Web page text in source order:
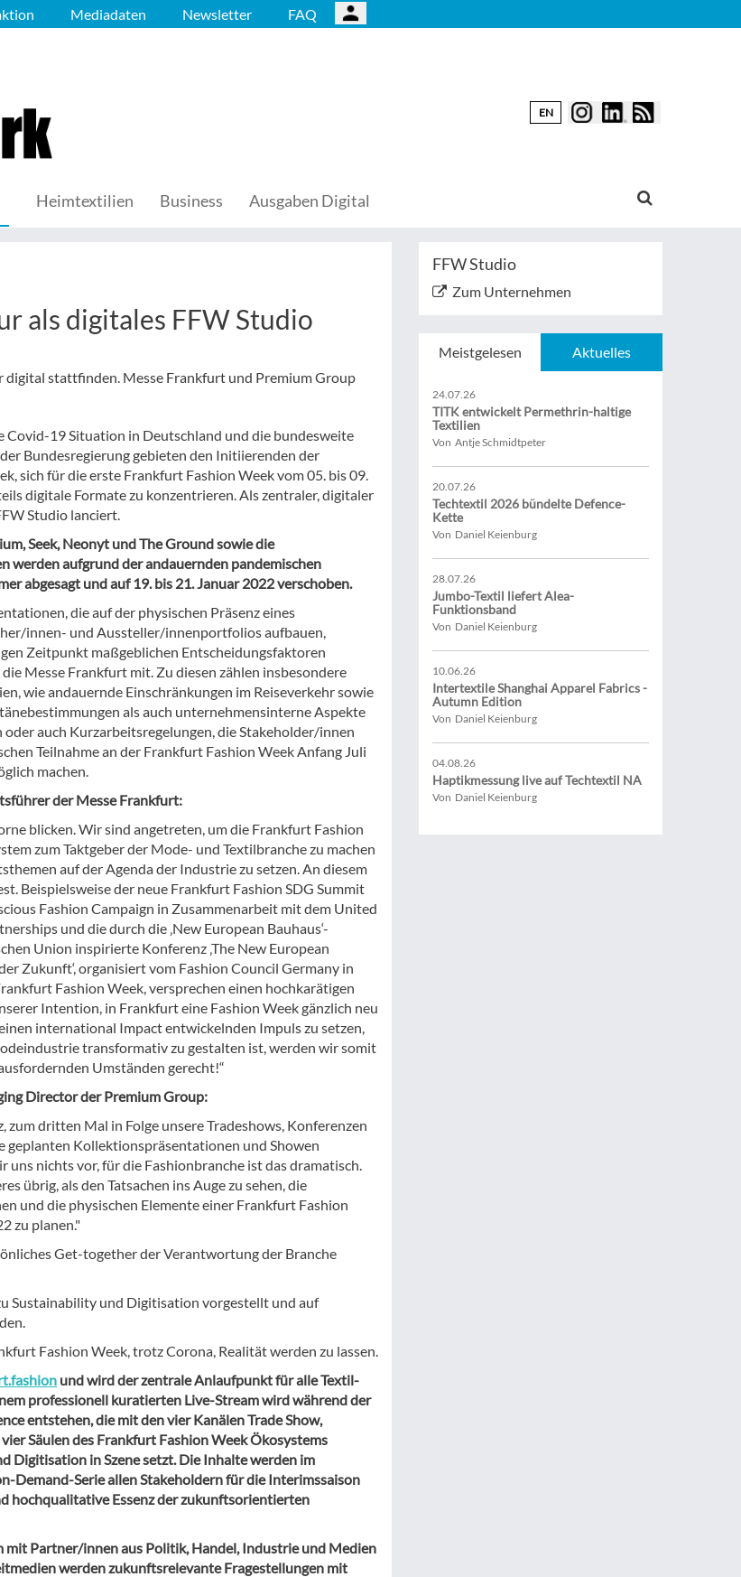
Mediadaten Newsletter FAQ
EN
Heimtextilien Business Ausgaben Digital
als digitales FFW Studio
digital stattfinden. Messe Frankfurt und Premium Group
Covid-19 Situation in Deutschland und die bundesweite
Bundesregierung gebieten den Initiierenden der
sich für die erste Frankfurt Fashion Week vom 05. bis 09.
digitale Formate zu konzentrieren. Als zentraler, digitaler
Studio lanciert.
Seek, Neonyt und The Ground sowie die
werden aufgrund der andauernden pandemischen
abgesagt und auf 19. bis 21. Januar 2022 verschoben.
die auf der physischen Präsenz eines
innen- und Aussteller/innenportfolios aufbauen,
Zeitpunkt maßgeblichen Entscheidungsfaktoren
Messe Frankfurt mit. Zu diesen zählen insbesondere
wie andauernde Einschränkungen im Reiseverkehr sowie
als auch unternehmensinterne Aspekte
auch Kurzarbeitsregelungen, die Stakeholder/innen
Teilnahme an der Frankfurt Fashion Week Anfang Juli
machen.
der Messe Frankfurt:
blicken. Wir sind angetreten, um die Frankfurt Fashion
zum Taktgeber der Mode- und Textilbranche zu machen
auf der Agenda der Industrie zu setzen. An diesem
Beispielsweise der neue Frankfurt Fashion SDG Summit
Fashion Campaign in Zusammenarbeit mit dem United
und die durch die ‚New European Bauhaus‘-
Union inspirierte Konferenz ‚The New European
Zukunft‘, organisiert vom Fashion Council Germany in
Fashion Week, versprechen einen hochkarätigen
Intention, in Frankfurt eine Fashion Week gänzlich neu
international Impact entwickelnden Impuls zu setzen,
transformativ zu gestalten ist, werden wir somit
Umständen gerecht!“
Director der Premium Group:
zum dritten Mal in Folge unsere Tradeshows, Konferenzen
geplanten Kollektionspräsentationen und Showen
uns nichts vor, für die Fashionbranche ist das dramatisch.
übrig, als den Tatsachen ins Auge zu sehen, die
und die physischen Elemente einer Frankfurt Fashion
zu planen."
Get-together der Verantwortung der Branche
Sustainability und Digitisation vorgestellt und auf
Fashion Week, trotz Corona, Realität werden zu lassen.
und wird der zentrale Anlaufpunkt für alle Textil-
professionell kuratierten Live-Stream wird während der
entstehen, die mit den vier Kanälen Trade Show,
Säulen des Frankfurt Fashion Week Ökosystems
Digitisation in Szene setzt. Die Inhalte werden im
Demand-Serie allen Stakeholdern für die Interimssaison
hochqualitative Essenz der zukunftsorientierten
Partner/innen aus Politik, Handel, Industrie und Medien
werden zukunftsrelevante Fragestellungen mit
FFW Studio
Zum Unternehmen
Meistgelesen Aktuelles
24.07.26
TITK entwickelt Permethrin-haltige
Textilien
Von Antje Schmidtpeter
20.07.26
Techtextil 2026 bündelte Defence-
Kette
Von Daniel Keienburg
28.07.26
Jumbo-Textil liefert Alea-
Funktionsband
Von Daniel Keienburg
10.06.26
Intertextile Shanghai Apparel Fabrics -
Autumn Edition
Von Daniel Keienburg
04.08.26
Haptikmessung live auf Techtextil NA
Von Daniel Keienburg